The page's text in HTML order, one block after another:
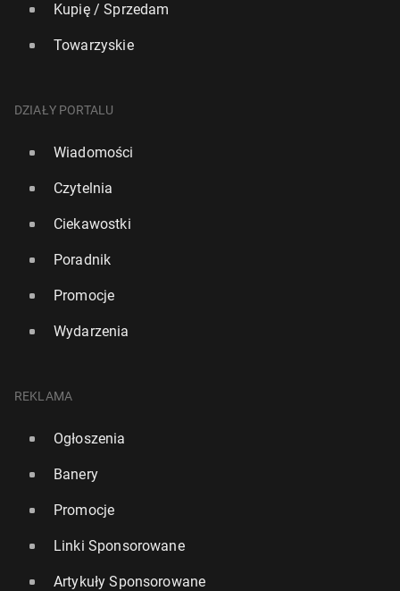
Kupię / Sprzedam
Towarzyskie
DZIAŁY PORTALU
Wiadomości
Czytelnia
Ciekawostki
Poradnik
Promocje
Wydarzenia
REKLAMA
Ogłoszenia
Banery
Promocje
Linki Sponsorowane
Artykuły Sponsorowane